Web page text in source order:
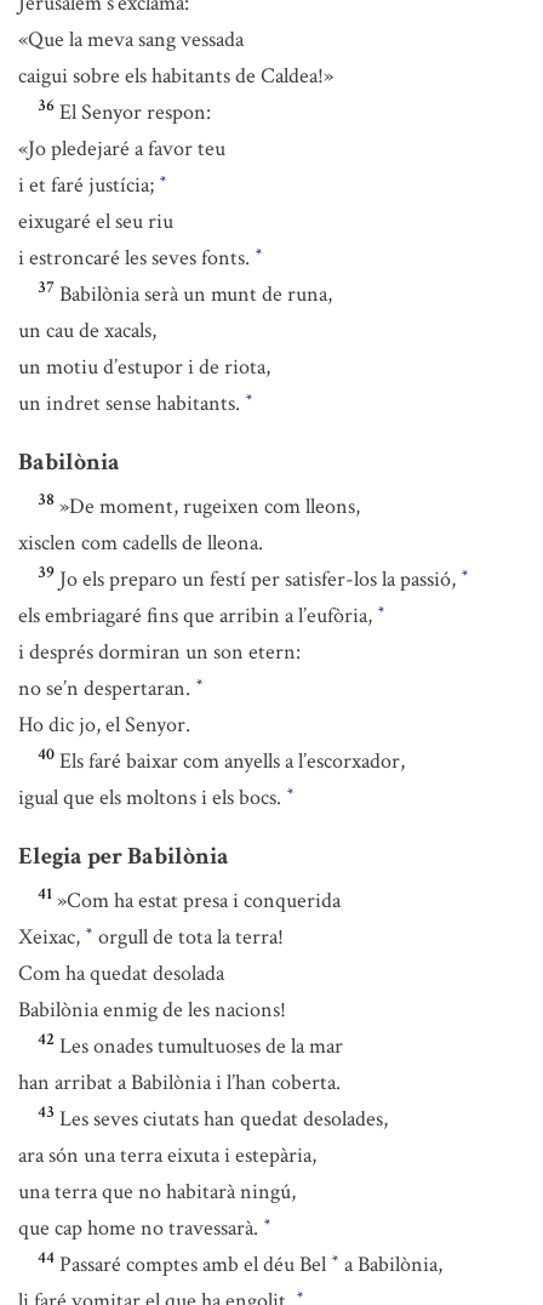
«Que la meva sang vessada
caigui sobre els habitants de Caldea!»
36 El Senyor respon:
«Jo pledejaré a favor teu
i et faré justícia; *
eixugaré el seu riu
i estroncaré les seves fonts. *
37 Babilònia serà un munt de runa,
un cau de xacals,
un motiu d’estupor i de riota,
un indret sense habitants. *
Babilònia
38 »De moment, rugeixen com lleons,
xisclen com cadells de lleona.
39 Jo els preparo un festí per satisfer-los la passió, *
els embriagaré fins que arribin a l’eufòria, *
i després dormiran un son etern:
no se’n despertaran. *
Ho dic jo, el Senyor.
40 Els faré baixar com anyells a l’escorxador,
igual que els moltons i els bocs. *
Elegia per Babilònia
41 »Com ha estat presa i conquerida
Xeixac, * orgull de tota la terra!
Com ha quedat desolada
Babilònia enmig de les nacions!
42 Les onades tumultuoses de la mar
han arribat a Babilònia i l’han coberta.
43 Les seves ciutats han quedat desolades,
ara són una terra eixuta i estepària,
una terra que no habitarà ningú,
que cap home no travessarà. *
44 Passaré comptes amb el déu Bel * a Babilònia,
*